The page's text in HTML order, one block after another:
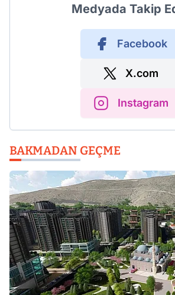
Medyada Takip
Facebook
X.com
Instagram
BAKMADAN GEÇME